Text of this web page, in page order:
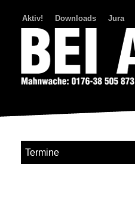
Aktiv! Downloads Jura
Termine